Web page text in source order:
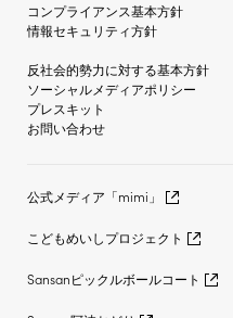
コンプライアンス基本方針
情報セキュリティ方針
反社会的勢力に対する基本方針
ソーシャルメディアポリシー
プレスキット
お問い合わせ
公式メディア「mimi」
こどもめいしプロジェクト
Sansanピックルボールコート